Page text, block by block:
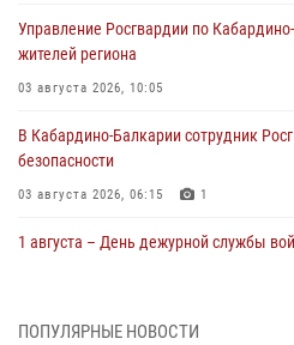
Управление Росгвардии по
жителей региона
03 августа 2026, 10:05
В Кабардино‑Балкарии сотрудник
безопасности
03 августа 2026, 06:15 1
1 августа – День дежурной службы
ПОПУЛЯРНЫЕ НОВОСТИ